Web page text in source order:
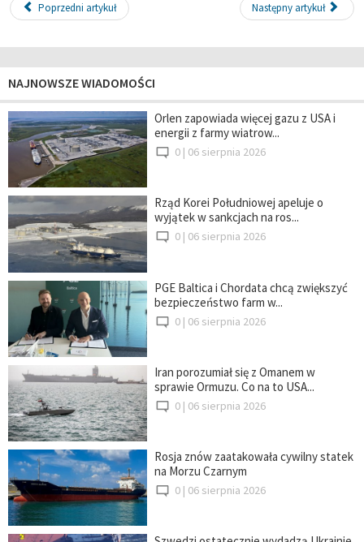
Poprzedni artykuł Następny artykuł
NAJNOWSZE WIADOMOŚCI
Orlen zapowiada więcej gazu z USA i
energii z farmy wiatrow...
0 | 06 sierpnia 2026
Rząd Korei Południowej apeluje o
wyjątek w sankcjach na ros...
0 | 06 sierpnia 2026
PGE Baltica i Chordata chcą zwiększyć
bezpieczeństwo farm w...
0 | 06 sierpnia 2026
Iran porozumiał się z Omanem w
sprawie Ormuzu. Co na to USA...
0 | 06 sierpnia 2026
Rosja znów zaatakowała cywilny statek
na Morzu Czarnym
0 | 06 sierpnia 2026